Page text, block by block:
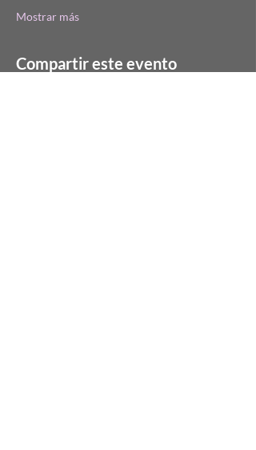
Mostrar más
Compartir este evento